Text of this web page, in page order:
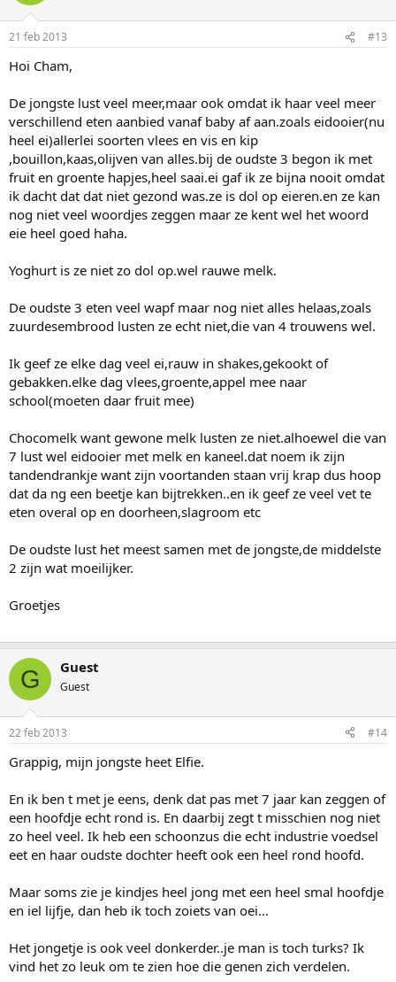
21 feb 2013 #13
Hoi Cham,
De jongste lust veel meer,maar ook omdat ik haar veel meer
verschillend eten aanbied vanaf baby af aan.zoals eidooier(nu
heel ei)allerlei soorten vlees en vis en kip
,bouillon,kaas,olijven van alles.bij de oudste 3 begon ik met
fruit en groente hapjes,heel saai.ei gaf ik ze bijna nooit omdat
ik dacht dat dat niet gezond was.ze is dol op eieren.en ze kan
nog niet veel woordjes zeggen maar ze kent wel het woord
eie heel goed haha.
Yoghurt is ze niet zo dol op.wel rauwe melk.
De oudste 3 eten veel wapf maar nog niet alles helaas,zoals
zuurdesembrood lusten ze echt niet,die van 4 trouwens wel.
Ik geef ze elke dag veel ei,rauw in shakes,gekookt of
gebakken.elke dag vlees,groente,appel mee naar
school(moeten daar fruit mee)
Chocomelk want gewone melk lusten ze niet.alhoewel die van
7 lust wel eidooier met melk en kaneel.dat noem ik zijn
tandendrankje want zijn voortanden staan vrij krap dus hoop
dat da ng een beetje kan bijtrekken..en ik geef ze veel vet te
eten overal op en doorheen,slagroom etc
De oudste lust het meest samen met de jongste,de middelste
2 zijn wat moeilijker.
Groetjes
G Guest
Guest
22 feb 2013 #14
Grappig, mijn jongste heet Elfie.
En ik ben t met je eens, denk dat pas met 7 jaar kan zeggen of
een hoofdje echt rond is. En daarbij zegt t misschien nog niet
zo heel veel. Ik heb een schoonzus die echt industrie voedsel
eet en haar oudste dochter heeft ook een heel rond hoofd.
Maar soms zie je kindjes heel jong met een heel smal hoofdje
en iel lijfje, dan heb ik toch zoiets van oei...
Het jongetje is ook veel donkerder..je man is toch turks? Ik
vind het zo leuk om te zien hoe die genen zich verdelen.